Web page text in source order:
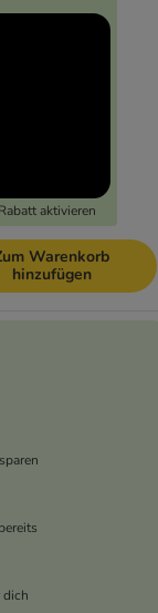
aktivieren
Warenkorb
hinzufügen
dich